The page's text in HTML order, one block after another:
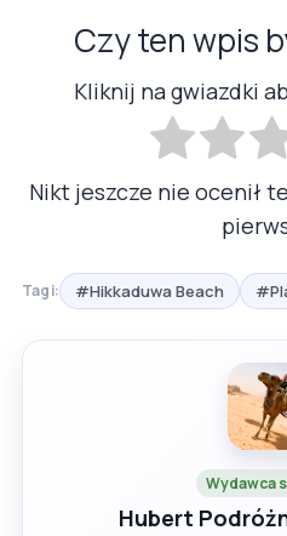
Czy ten wpis
Kliknij na gwiazdki
Nikt jeszcze nie ocenił
Tagi: #Hikkaduwa Beach
Wydawca
Hubert